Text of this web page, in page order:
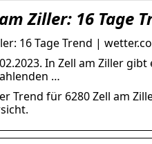
Ziller: 16 Tage
16 Tage Trend |
In Zell am Ziller
…
Trend für 6280 Zell am